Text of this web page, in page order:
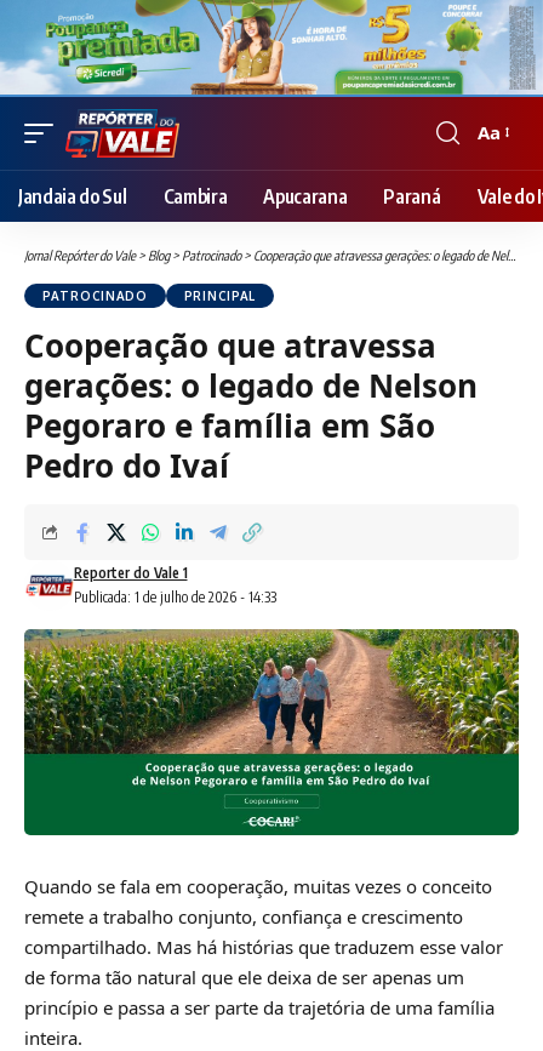
Font
Resizer
Aa
Jandaia do Sul Cambira Apucarana Paraná Vale do
Jornal Repórter do Vale> Blog> Patrocinado> Cooperação que atravessa gerações: o legado de Nelson Pegoraro e família em São Pedro do Ivaí
PATROCINADO PRINCIPAL
Cooperação que atravessa
gerações: o legado de Nelson
Pegoraro e família em São
Pedro do Ivaí
Publicada: 1 de julho de 2026 - 14:33
Reporter do Vale 1
Quando se fala em cooperação, muitas vezes o conceito
remete a trabalho conjunto, confiança e crescimento
compartilhado. Mas há histórias que traduzem esse valor
de forma tão natural que ele deixa de ser apenas um
princípio e passa a ser parte da trajetória de uma família
inteira.